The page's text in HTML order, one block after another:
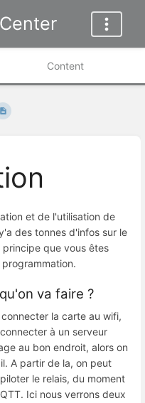
Content
et de l'utilisation de
des tonnes d'infos sur le
que vous êtes
va faire ?
la carte au wifi,
à un serveur
au bon endroit, alors on
A partir de la, on peut
le relais, du moment
Ici nous verrons deux